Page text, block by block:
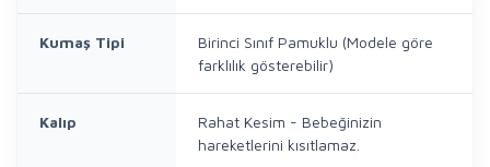
Kumaş Tipi
Birinci Sınıf Pamuklu (Modele göre
farklılık gösterebilir)
Kalıp
Rahat Kesim - Bebeğinizin
hareketlerini kısıtlamaz.